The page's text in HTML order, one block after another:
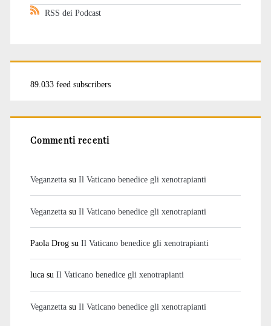
RSS dei Podcast
89.033 feed subscribers
Commenti recenti
Veganzettasu Il Vaticano benedice gli xenotrapianti
Veganzettasu Il Vaticano benedice gli xenotrapianti
Paola Drogsu Il Vaticano benedice gli xenotrapianti
lucasu Il Vaticano benedice gli xenotrapianti
Veganzettasu Il Vaticano benedice gli xenotrapianti